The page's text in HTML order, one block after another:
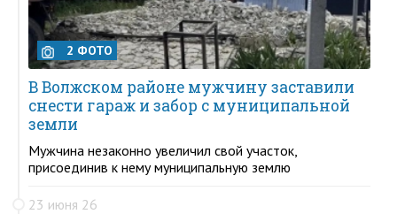
2 ФОТО
В Волжском районе мужчину заставили
снести гараж и забор с муниципальной
земли
Мужчина незаконно увеличил свой участок,
присоединив к нему муниципальную землю
23 июня 26